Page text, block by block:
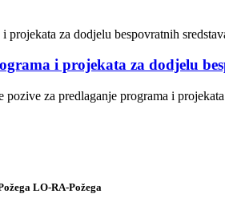
i projekata za dodjelu
za predlaganje programa i
LO-RA-Požega